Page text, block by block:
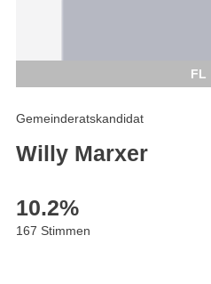
FL
Gemeinderatskandidat
Willy Marxer
10.2%
167 Stimmen